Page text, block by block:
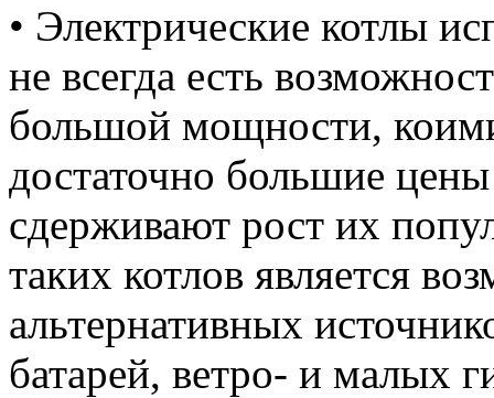
• Электрические котлы
не всегда есть
большой мощности,
достаточно большие
сдерживают рост их
таких котлов является
альтернативных
батарей, ветро- и малых